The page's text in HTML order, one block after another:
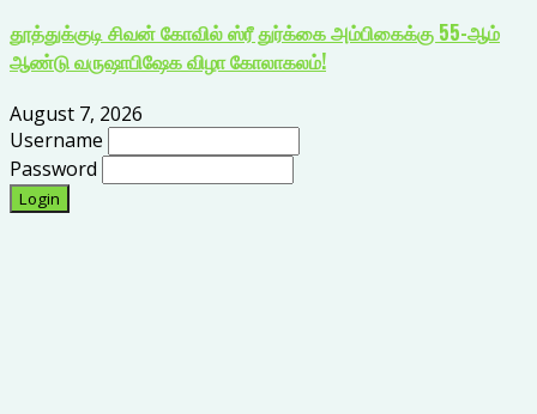
தூத்துக்குடி சிவன் கோவில் ஸ்ரீ துர்க்கை அம்பிகைக்கு 55-ஆம்
ஆண்டு வருஷாபிஷேக விழா கோலாகலம்!
August 7, 2026
Username
Password